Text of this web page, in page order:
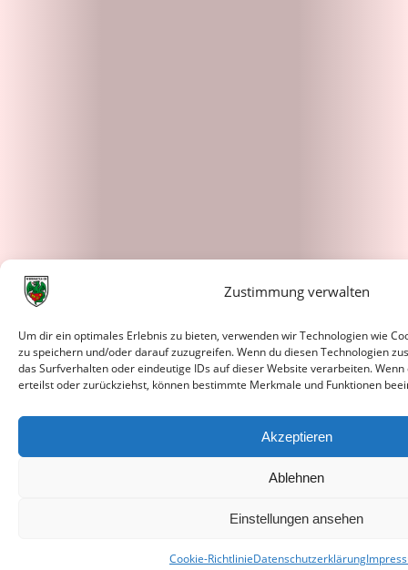
Zustimmung verwalten
Um dir ein optimales Erlebnis zu bieten, verwenden wir Technologien wie
zu speichern und/oder darauf zuzugreifen. Wenn du diesen Technologien
das Surfverhalten oder eindeutige IDs auf dieser Website verarbeiten.
erteilst oder zurückziehst, können bestimmte Merkmale und Funktionen
Akzeptieren
Ablehnen
Einstellungen ansehen
Cookie-RichtlinieDatenschutzerklärung